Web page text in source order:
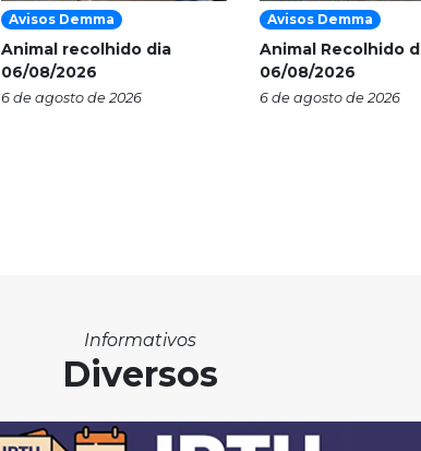
Avisos Demma
Animal recolhido dia
06/08/2026
6 de agosto de 2026
Avisos Demma
Animal Recolhido
06/08/2026
6 de agosto de 2026
Informativos
Diversos